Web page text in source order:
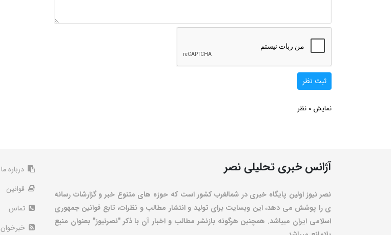
ثبت نظر
نمایش 0 نظر
آژانس خبری تحلیلی نصر
نصر نیوز اولین پایگاه خبری در شمالغرب کشور است که حوزه های متنوع خبر و گزارشات رسانه
ی را پوشش می دهد، این وبسایت برای تولید و انتشار مطالب و نظرات، تابع قوانین جمهوری
اسلامی ایران میباشد. همچنین هرگونه بازنشر مطالب و اخبار آن با ذکر "نصرنیوز" بعنوان منبع
درباره ما
قوانین
تماس
خبرخوان